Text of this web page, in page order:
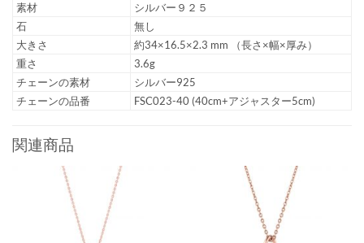
素材
シルバー９２５
石
無し
大きさ
約34×16.5×2.3 mm （長さ×幅×厚み）
重さ
3.6g
チェーンの素材
シルバー925
チェーンの品番
FSC023-40 (40cm+アジャスター5cm)
関連商品